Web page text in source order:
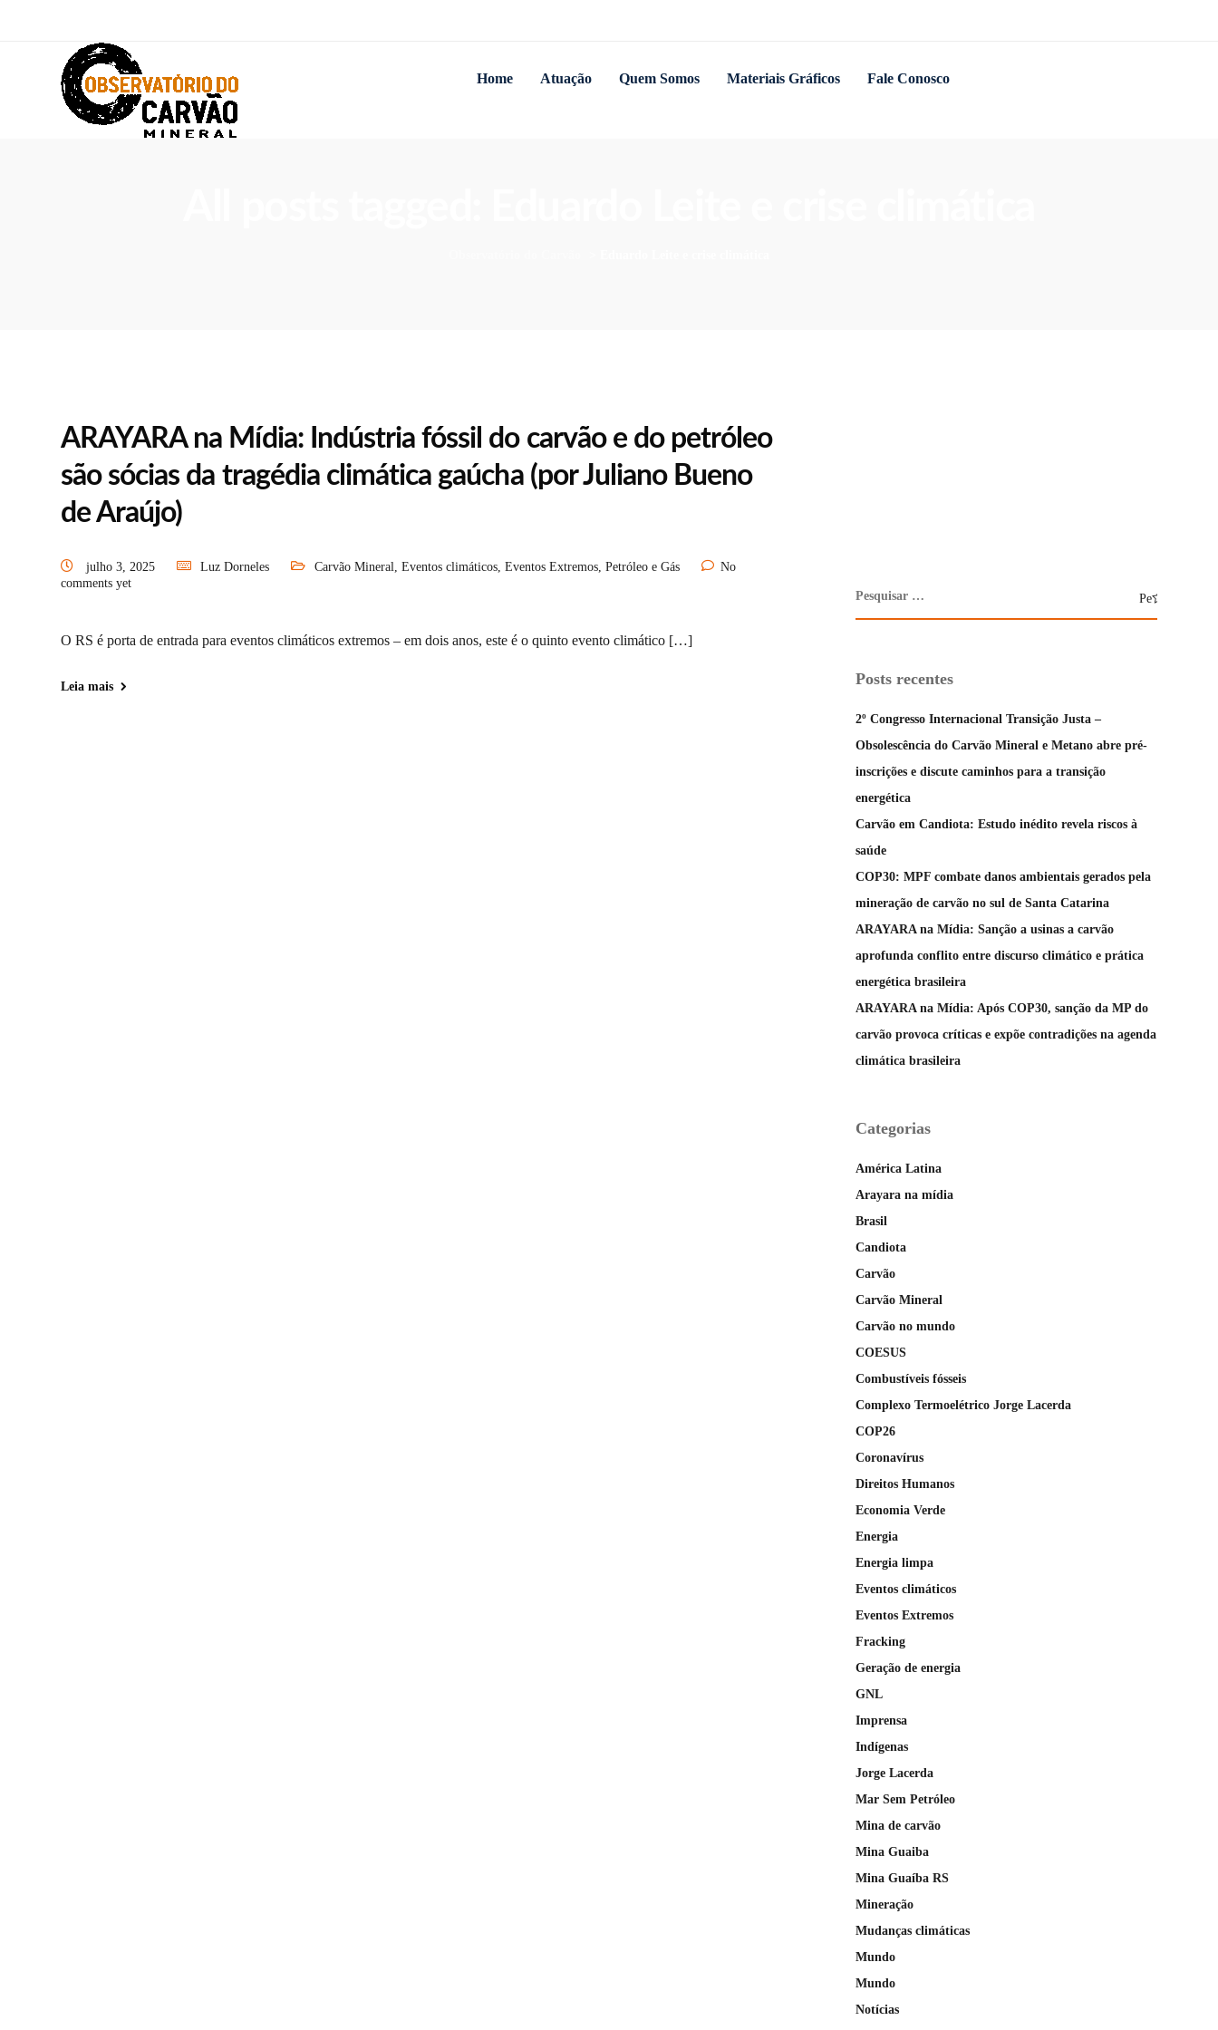
Home Atuação Quem Somos Materiais Gráficos Fale Conosco
ARAYARA na Mídia: Indústria fóssil do carvão e do petróleo
são sócias da tragédia climática gaúcha (por Juliano Bueno
de Araújo)
julho 3, 2025 Luz Dorneles Carvão Mineral, Eventos climáticos, Eventos Extremos, Petróleo e Gás
No
comments yet
O RS é porta de entrada para eventos climáticos extremos – em dois anos, este é o quinto evento climático […]
Leia mais Posts recentes
2º Congresso Internacional Transição Justa –
Obsolescência do Carvão Mineral e Metano abre pré-
inscrições e discute caminhos para a transição
energética
Carvão em Candiota: Estudo inédito revela riscos à
saúde
COP30: MPF combate danos ambientais gerados pela
mineração de carvão no sul de Santa Catarina
ARAYARA na Mídia: Sanção a usinas a carvão
aprofunda conflito entre discurso climático e prática
energética brasileira
ARAYARA na Mídia: Após COP30, sanção da MP do
carvão provoca críticas e expõe contradições na agenda
climática brasileira
Categorias
América Latina
Arayara na mídia
Brasil
Candiota
Carvão
Carvão Mineral
Carvão no mundo
COESUS
Combustíveis fósseis
Complexo Termoelétrico Jorge Lacerda
COP26
Coronavírus
Direitos Humanos
Economia Verde
Energia
Energia limpa
Eventos climáticos
Eventos Extremos
Fracking
Geração de energia
GNL
Imprensa
Indígenas
Jorge Lacerda
Mar Sem Petróleo
Mina de carvão
Mina Guaiba
Mina Guaíba RS
Mineração
Mudanças climáticas
Mundo
Mundo
Notícias